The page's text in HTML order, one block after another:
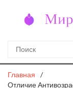
Главная
Отличие